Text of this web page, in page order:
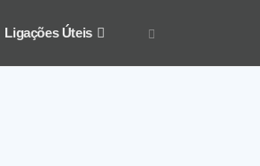
Ligações Úteis